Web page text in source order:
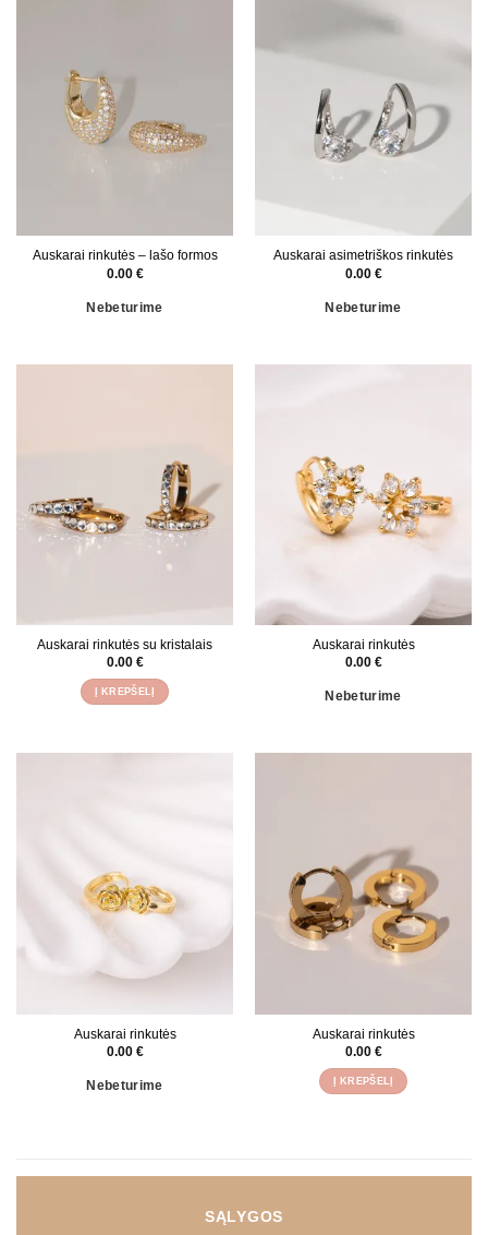
Auskarai rinkutės – lašo formos
0.00 €
Nebeturime
Auskarai asimetriškos rinkutės
0.00 €
Nebeturime
Auskarai rinkutės su kristalais
0.00 €
Į KREPŠELĮ
Auskarai rinkutės
0.00 €
Nebeturime
Auskarai rinkutės
0.00 €
Nebeturime
Auskarai rinkutės
0.00 €
Į KREPŠELĮ
SĄLYGOS